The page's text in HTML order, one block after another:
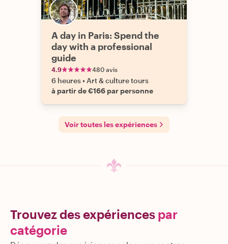
A day in Paris: Spend the
day with a professional
guide
4.9 480 avis
6 heures• Art & culture tours
à partir de €166 par personne
Voir toutes les expériences
Trouvez des expériences par
catégorie